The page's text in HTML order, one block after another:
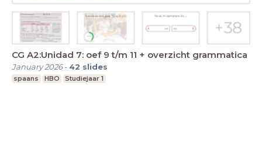
CG A2:Unidad 7: oef 9 t/m 11 + overzicht grammatica
January 2026- 42 slides
spaans HBO Studiejaar 1